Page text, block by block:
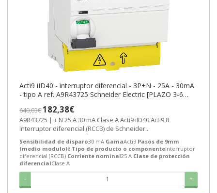
Acti9 iID40 - interruptor diferencial - 3P+N - 25A - 30mA
- tipo A ref. A9R43725 Schneider Electric [PLAZO 3-6
640,03€182,38€
A9R43725 | + N 25 A 30 mA Clase A Acti9 iID40 Acti9 8
Interruptor diferencial (RCCB) de Schneider...
Sensibilidad de disparo30 mA GamaActi9 Pasos de 9mm
(medio modulo)8 Tipo de producto o componenteInterruptor
diferencial (RCCB) Corriente nominal25 A Clase de protección
diferencialClase A
- +